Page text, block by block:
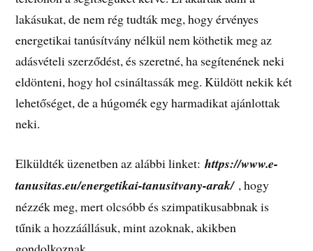
lakásukat, de nem rég tudták meg, hogy érvényes
energetikai tanúsítvány nélkül nem köthetik meg az
adásvételi szerződést, és szeretné, ha segítenének neki
eldönteni, hogy hol csináltassák meg. Küldött nekik két
lehetőséget, de a húgomék egy harmadikat ajánlottak
neki.
Elküldték üzenetben az alábbi linket:https://www.e-
tanusitas.eu/energetikai-tanusitvany-arak/, hogy
nézzék meg, mert olcsóbb és szimpatikusabbnak is
tűnik a hozzáállásuk, mint azoknak, akikben